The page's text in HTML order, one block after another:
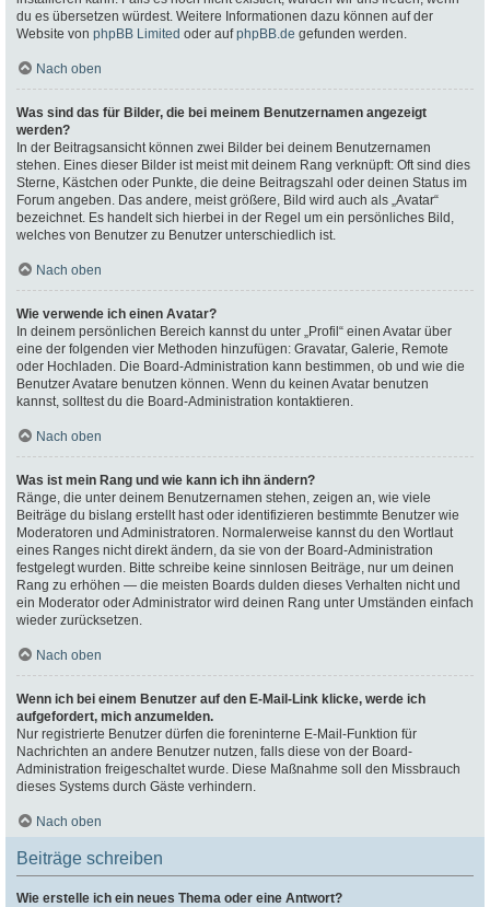
du es übersetzen würdest. Weitere Informationen dazu können auf der
Website von phpBB Limited oder aufphpBB.de gefunden werden.
Nach oben
Was sind das für Bilder, die bei meinem Benutzernamen angezeigt
werden?
In der Beitragsansicht können zwei Bilder bei deinem Benutzernamen
stehen. Eines dieser Bilder ist meist mit deinem Rang verknüpft: Oft sind dies
Sterne, Kästchen oder Punkte, die deine Beitragszahl oder deinen Status im
Forum angeben. Das andere, meist größere, Bild wird auch als „Avatar“
bezeichnet. Es handelt sich hierbei in der Regel um ein persönliches Bild,
welches von Benutzer zu Benutzer unterschiedlich ist.
Nach oben
Wie verwende ich einen Avatar?
In deinem persönlichen Bereich kannst du unter „Profil“ einen Avatar über
eine der folgenden vier Methoden hinzufügen: Gravatar, Galerie, Remote
oder Hochladen. Die Board-Administration kann bestimmen, ob und wie die
Benutzer Avatare benutzen können. Wenn du keinen Avatar benutzen
kannst, solltest du die Board-Administration kontaktieren.
Nach oben
Was ist mein Rang und wie kann ich ihn ändern?
Ränge, die unter deinem Benutzernamen stehen, zeigen an, wie viele
Beiträge du bislang erstellt hast oder identifizieren bestimmte Benutzer wie
Moderatoren und Administratoren. Normalerweise kannst du den Wortlaut
eines Ranges nicht direkt ändern, da sie von der Board-Administration
festgelegt wurden. Bitte schreibe keine sinnlosen Beiträge, nur um deinen
Rang zu erhöhen — die meisten Boards dulden dieses Verhalten nicht und
ein Moderator oder Administrator wird deinen Rang unter Umständen einfach
wieder zurücksetzen.
Nach oben
Wenn ich bei einem Benutzer auf den E-Mail-Link klicke, werde ich
aufgefordert, mich anzumelden.
Nur registrierte Benutzer dürfen die foreninterne E-Mail-Funktion für
Nachrichten an andere Benutzer nutzen, falls diese von der Board-
Administration freigeschaltet wurde. Diese Maßnahme soll den Missbrauch
dieses Systems durch Gäste verhindern.
Nach oben
Beiträge schreiben
Wie erstelle ich ein neues Thema oder eine Antwort?